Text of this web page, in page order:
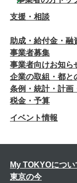
支援・相談
助成・給付金・融
事業者募集
事業者向けお知ら
企業の取組・都と
条例・統計・計画
税金・予算
イベント情報
My TOKYOについ
東京の今